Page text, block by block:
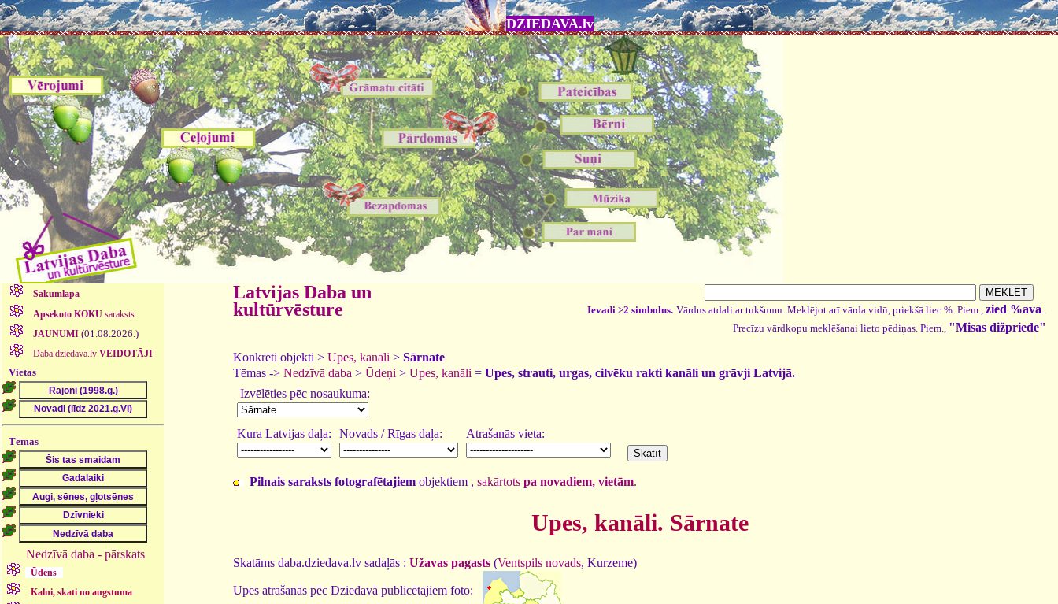
DZIEDAVA.lv
Sākumlapa
Apsekoto KOKUsaraksts
JAUNUMI (01.08.2026.)
Daba.dziedava.lv VEIDOTĀJI
Vietas
Tēmas
Nedzīvā daba - pārskats
Ūdens
Kalni, skati no augstuma
Latvijas Daba un
kultūrvēsture
Ievadi >2 simbolus. Vārdus atdali ar tukšumu. Meklējot arī vārda vidū, priekšā liec %. Piem., zied %ava .
Precīzu vārdkopu meklēšanai lieto pēdiņas. Piem., "Misas dižpriede"
Konkrēti objekti > Upes, kanāli > Sārnate
Tēmas -> Nedzīvā daba > Ūdeņi > Upes, kanāli = Upes, strauti, urgas, cilvēku rakti kanāli un grāvji Latvijā.
Izvēlēties pēc nosaukuma:
Kura Latvijas daļa: Novads / Rīgas daļa: Atrašanās vieta:
Pilnais saraksts fotografētajiem objektiem , sakārtots pa novadiem, vietām.
Upes, kanāli. Sārnate
Skatāms daba.dziedava.lv sadaļās : Užavas pagasts (Ventspils novads, Kurzeme)
Upes atrašanās pēc Dziedavā publicētajiem foto: